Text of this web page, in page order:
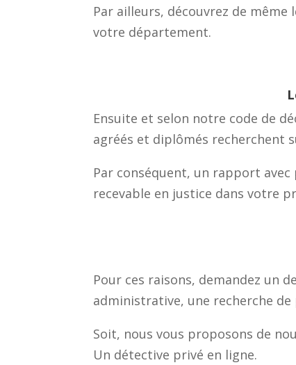
Par ailleurs, découvrez de
votre département.
Ensuite et selon notre code de
agréés et diplômés recherchent
Par conséquent, un rapport
recevable en justice dans votre
Pour ces raisons, demandez un
administrative, une recherche
Soit, nous vous proposons de
Un détective privé en ligne.